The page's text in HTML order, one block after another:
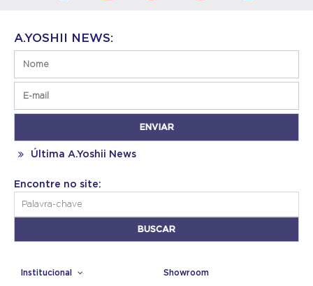
A.YOSHII NEWS:
Última A.Yoshii News
Encontre no site:
Institucional Showroom